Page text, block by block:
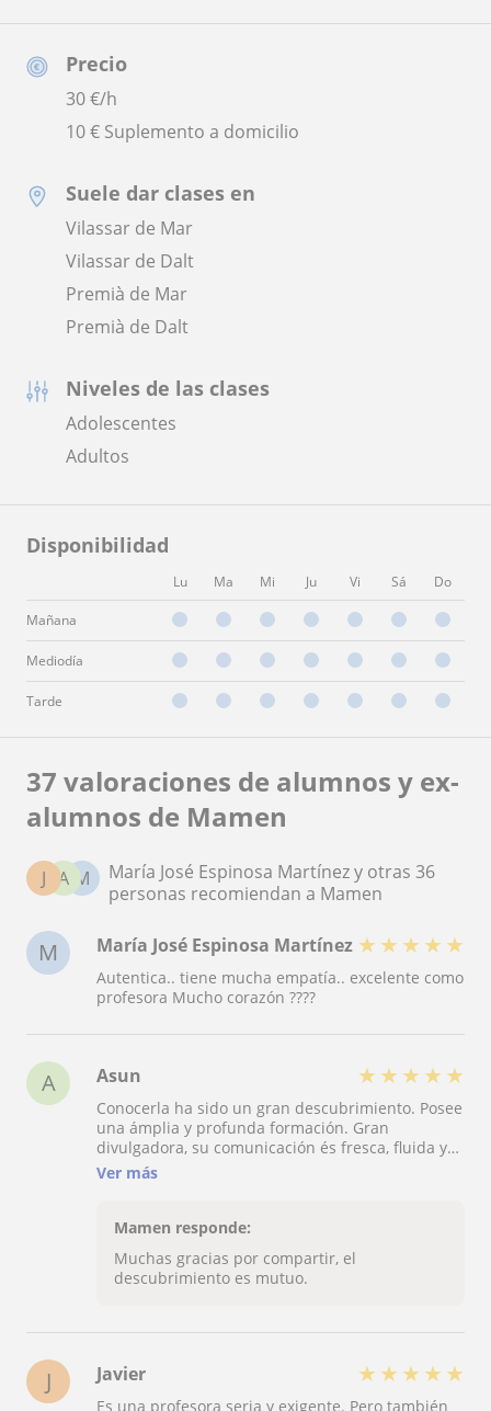
Precio
30€/h
10 € Suplemento a domicilio
Suele dar clases en
Vilassar de Mar
Vilassar de Dalt
Premià de Mar
Premià de Dalt
Niveles de las clases
Adolescentes
Adultos
Disponibilidad
Lu Ma Mi Ju Vi Sá Do
Mañana
Mediodía
Tarde
37 valoraciones de alumnos y ex-
alumnos de Mamen
M
A
J
María José Espinosa Martínez y otras 36
personas recomiendan a Mamen
M María José Espinosa Martínez ★ ★ ★ ★ ★
Autentica.. tiene mucha empatía.. excelente como
profesora Mucho corazón ????
A Asun ★ ★ ★ ★ ★
Conocerla ha sido un gran descubrimiento. Posee
una ámplia y profunda formación. Gran
divulgadora, su comunicación és fresca, fluida y
directa. Gran humanidad y empatía. Un tesoro
Ver más
Mamen responde:
Muchas gracias por compartir, el
descubrimiento es mutuo.
J Javier ★ ★ ★ ★ ★
Es una profesora seria y exigente. Pero también